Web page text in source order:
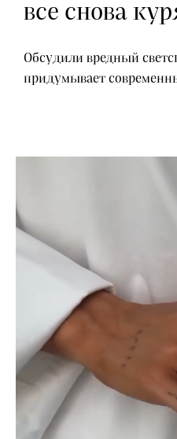
все снова
Обсудили вредный
придумывает